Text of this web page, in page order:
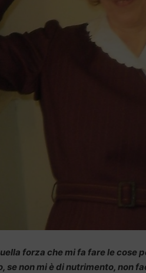
forza che mi fa fare le cose
se non mi è di nutrimento, non